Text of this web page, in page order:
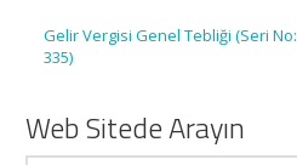
Gelir Vergisi Genel Tebliği (Seri No:
335)
Web Sitede Arayın